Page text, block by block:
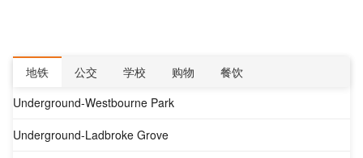
地铁 公交 学校 购物
餐饮
Underground-Westbourne Park
Underground-Ladbroke Grove